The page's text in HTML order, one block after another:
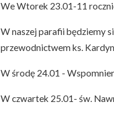
We Wtorek 23.01-11
W naszej parafii będziemy
przewodnictwem ks.
W środę 24.01 -
W czwartek 25.01- św.